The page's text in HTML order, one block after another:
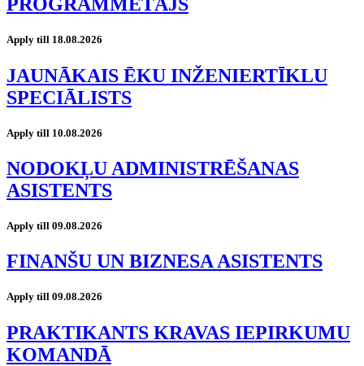
Apply till 18.08.2026
JAUNĀKAIS ĒKU INŽENIERTĪKLU
SPECIĀLISTS
Apply till 10.08.2026
NODOKĻU ADMINISTRĒŠANAS
ASISTENTS
Apply till 09.08.2026
FINANŠU UN BIZNESA ASISTENTS
Apply till 09.08.2026
PRAKTIKANTS KRAVAS IEPIRKUMU
KOMANDĀ